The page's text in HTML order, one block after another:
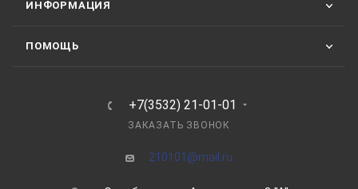
ИНФОРМАЦИЯ
ПОМОЩЬ
+7(3532) 21-01-01
ЗАКАЗАТЬ ЗВОНОК
210101@mail.ru